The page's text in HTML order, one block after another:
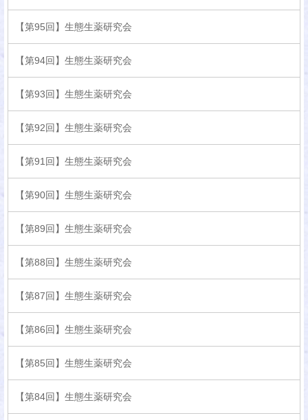
【第95回】生態生薬研究会
【第94回】生態生薬研究会
【第93回】生態生薬研究会
【第92回】生態生薬研究会
【第91回】生態生薬研究会
【第90回】生態生薬研究会
【第89回】生態生薬研究会
【第88回】生態生薬研究会
【第87回】生態生薬研究会
【第86回】生態生薬研究会
【第85回】生態生薬研究会
【第84回】生態生薬研究会